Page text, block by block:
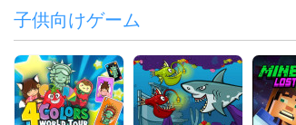
子供向けゲーム